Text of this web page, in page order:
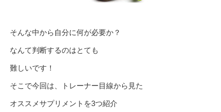
そんな中から自分に何が必要か？
なんて判断するのはとても
難しいです！
そこで今回は、トレーナー目線から見た
オススメサプリメントを3つ紹介